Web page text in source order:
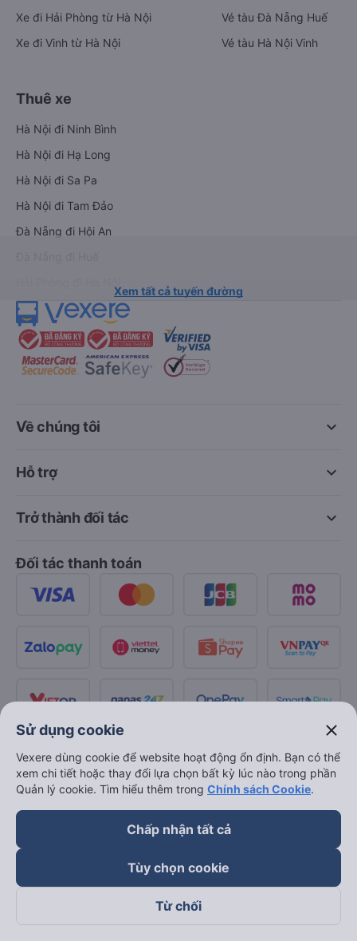
Xe đi Hải Phòng từ Hà Nội
Xe đi Vinh từ Hà Nội
Vé tàu Đà Nẵng Huế
Vé tàu Hà Nội Vinh
Thuê xe
Hà Nội đi Ninh Bình
Hà Nội đi Hạ Long
Hà Nội đi Sa Pa
Hà Nội đi Tam Đảo
Đà Nẵng đi Hội An
Xem tất cả tuyến đường
keyboard_arrow_down
Về chúng tôi
keyboard_arrow_down
Hỗ trợ
keyboard_arrow_down
Trở thành đối tác
Đối tác thanh toán
Sử dụng cookie close
Vexere dùng cookie để website hoạt động ổn định. Bạn có thể
xem chi tiết hoặc thay đổi lựa chọn bất kỳ lúc nào trong phần
Quản lý cookie. Tìm hiểu thêm trong Chính sách Cookie.
Chấp nhận tất cả
Tùy chọn cookie
Từ chối